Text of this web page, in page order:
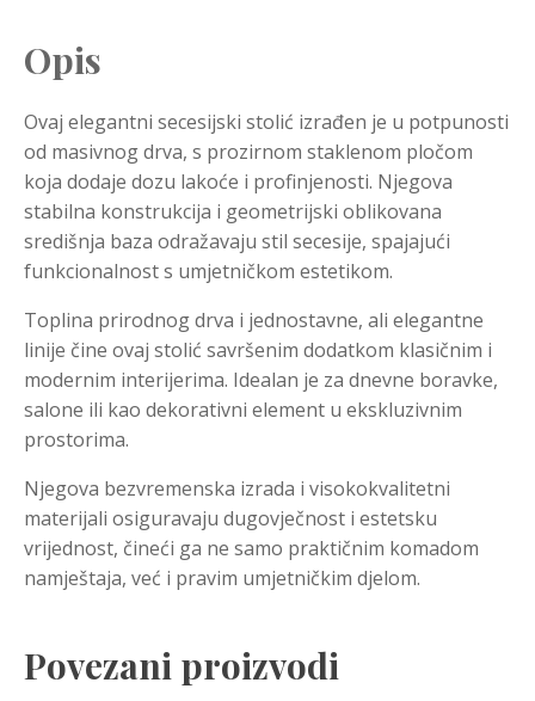
Opis
Ovaj elegantni secesijski stolić izrađen je u potpunosti
od masivnog drva, s prozirnom staklenom pločom
koja dodaje dozu lakoće i profinjenosti. Njegova
stabilna konstrukcija i geometrijski oblikovana
središnja baza odražavaju stil secesije, spajajući
funkcionalnost s umjetničkom estetikom.
Toplina prirodnog drva i jednostavne, ali elegantne
linije čine ovaj stolić savršenim dodatkom klasičnim i
modernim interijerima. Idealan je za dnevne boravke,
salone ili kao dekorativni element u ekskluzivnim
prostorima.
Njegova bezvremenska izrada i visokokvalitetni
materijali osiguravaju dugovječnost i estetsku
vrijednost, čineći ga ne samo praktičnim komadom
namještaja, već i pravim umjetničkim djelom.
Povezani proizvodi